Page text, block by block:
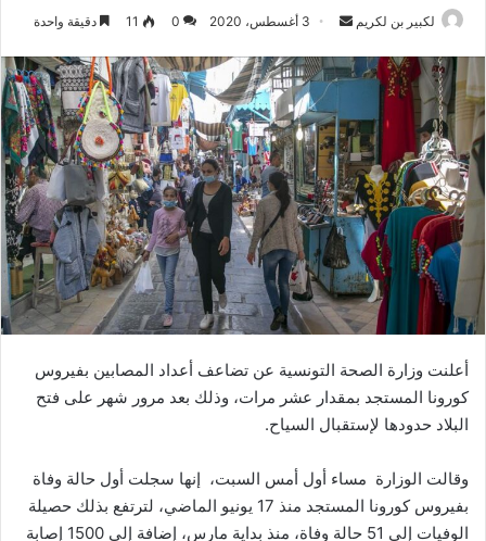
لكبير بن لكريم
س
ب
ر
ي
د
ا
إ
ل
ك
ت
ر
3 أغسطس، 2020 0
11 دقيقة واحدة
أعلنت وزارة الصحة التونسية عن تضاعف أعداد المصابين بفيروس
كورونا المستجد بمقدار عشر مرات، وذلك بعد مرور شهر على فتح
البلاد حدودها لإستقبال السياح.
وقالت الوزارة مساء أول أمس السبت، إنها سجلت أول حالة وفاة
بفيروس كورونا المستجد منذ 17 يونيو الماضي، لترتفع بذلك حصيلة
الوفيات إلى 51 حالة وفاة، منذ بداية مارس، إضافة إلى 1500 إصابة